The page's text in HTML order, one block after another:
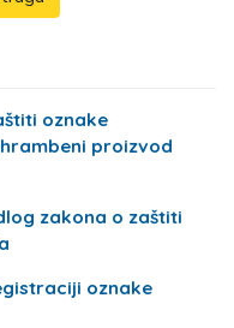
oznake
proizvod
zakona o zaštiti
oznake